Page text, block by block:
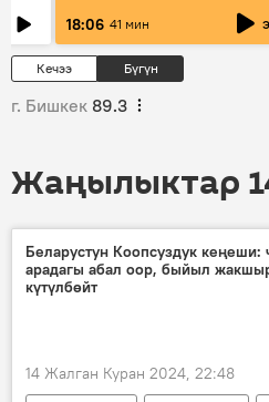
18:06 41 мин
Кечээ Бүгүн
г. Бишкек 89.3
Жаңылыктар
Беларустун Коопсуздук кеңеши:
арадагы абал оор, быйыл
күтүлбөйт
14 Жалган Куран 2024, 22:48